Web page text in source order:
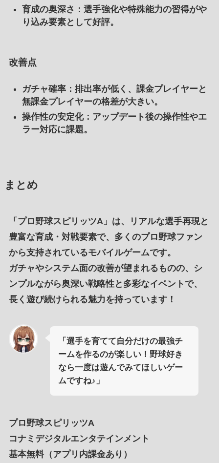
育成の奥深さ ：選手強化や特殊能力の習得がや
り込み要素として好評。
改善点
ガチャ確率：排出率が低く、課金プレイヤーと
無課金プレイヤーの格差が大きい。
操作性の安定化：アップデート後の操作性やエ
ラー対応に課題。
まとめ
「 プロ野球スピリッツA 」は、 リアルな選手再現と
豊富な育成・ 対戦要素で、 多くのプロ野球ファン
から支持されているモバイルゲームです。
ガチャやシステム面の改善が望まれる ものの、
シ
ンプルながら奥深い戦略性と 多彩なイベント で、
長く遊び続けられる魅力 を持っています！
「選手を育てて自分だけの最強チ
ームを作るのが楽しい！野球好き
なら一度は遊んでみてほしいゲー
ムですね♪」
プロ野球スピリッツA
コナミデジタルエンタテインメント
基本無料（アプリ内課金あり）